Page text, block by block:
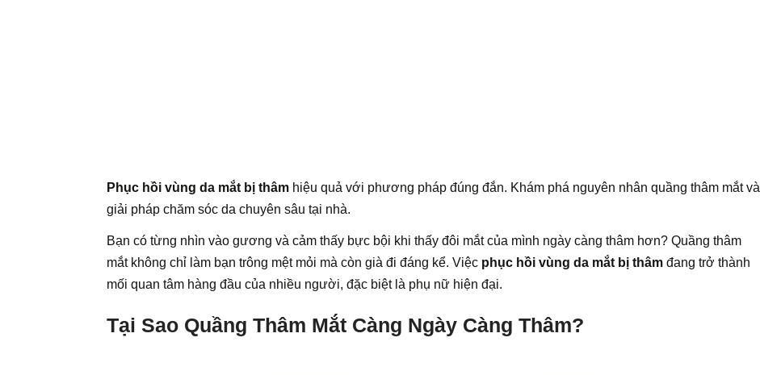
Phục hồi vùng da mắt bị thâm hiệu quả với phương pháp đúng đắn. Khám phá nguyên nhân quầng thâm mắt và
giải pháp chăm sóc da chuyên sâu tại nhà.
Bạn có từng nhìn vào gương và cảm thấy bực bội khi thấy đôi mắt của mình ngày càng thâm hơn? Quầng thâm
mắt không chỉ làm bạn trông mệt mỏi mà còn già đi đáng kể. Việc phục hồi vùng da mắt bị thâm đang trở thành
mối quan tâm hàng đầu của nhiều người, đặc biệt là phụ nữ hiện đại.
Tại Sao Quầng Thâm Mắt Càng Ngày Càng Thâm?